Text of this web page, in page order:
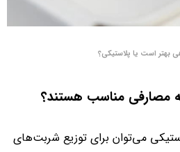
بهتر است یا پلاستیکی؟
مصارفی مناسب هستند؟
می‌توان برای توزیع شربت‌های